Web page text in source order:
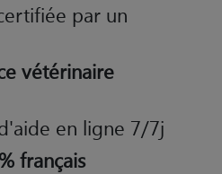
par un
vétérinaire
en ligne 7/7j
français